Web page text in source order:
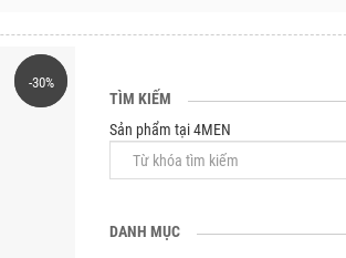
-30%
-30%
TÌM KIẾM
Sản phẩm tại 4MEN
DANH MỤC